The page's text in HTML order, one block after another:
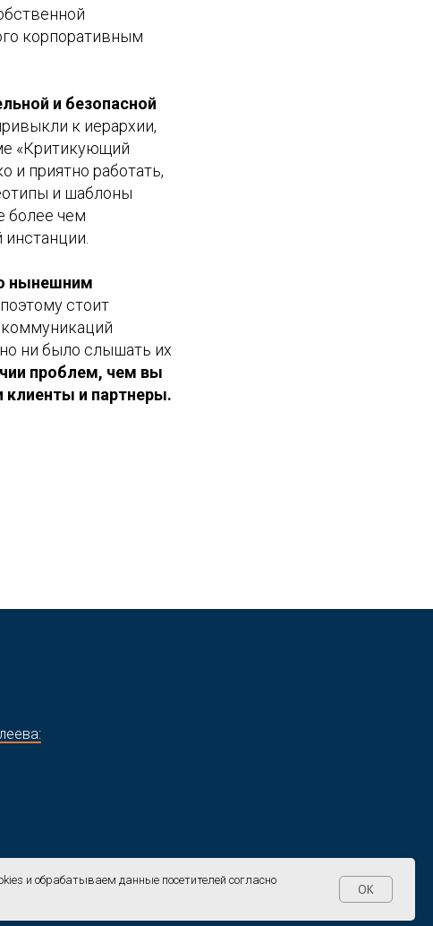
корпоративным
и безопасной
к иерархии,
«Критикующий
и приятно работать,
и шаблоны
более чем
нынешним
стоит
ни было слышать их
проблем, чем вы
клиенты и партнеры.
и обрабатываем данные посетителей согласно
OK